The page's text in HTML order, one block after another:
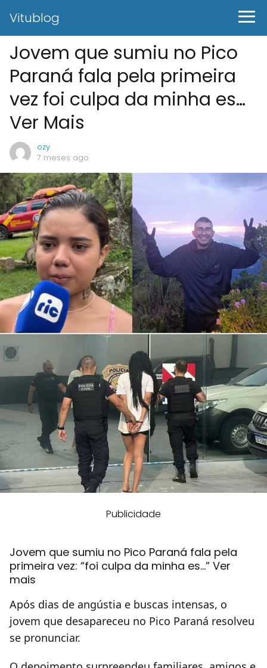
Vitublog
Jovem que sumiu no Pico
Paraná fala pela primeira
vez foi culpa da minha es…
Ver Mais
ozy
7 meses ago
Publicidade
Jovem que sumiu no Pico Paraná fala pela
primeira vez: “foi culpa da minha es…” Ver
mais
Após dias de angústia e buscas intensas, o
jovem que desapareceu no Pico Paraná resolveu
se pronunciar.